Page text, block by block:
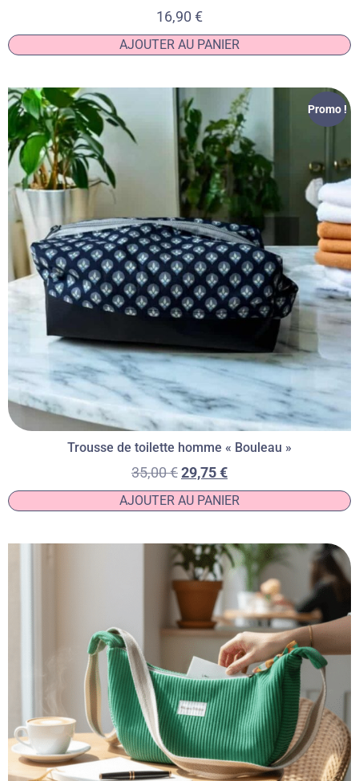
16,90 €
AJOUTER AU PANIER
Promo !
Trousse de toilette homme « Bouleau »
35,00€29,75€
AJOUTER AU PANIER